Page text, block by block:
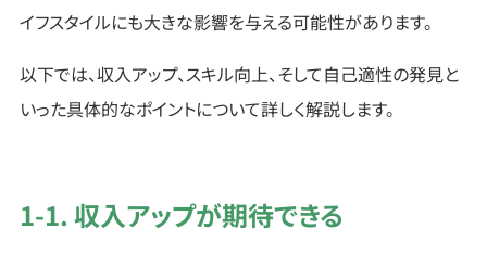
イフスタイルにも大きな影響を与える可能性があります。
以下では、収入アップ、スキル向上、そして自己適性の発見と
いった具体的なポイントについて詳しく解説します。
1-1. 収入アップが期待できる